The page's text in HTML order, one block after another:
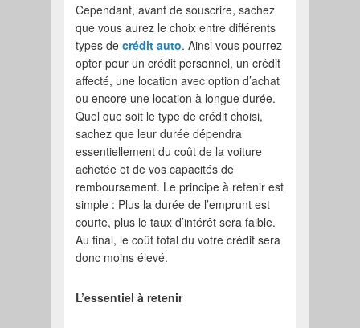
Cependant, avant de souscrire, sachez
que vous aurez le choix entre différents
types decrédit auto. Ainsi vous pourrez
opter pour un crédit personnel, un crédit
affecté, une location avec option d’achat
ou encore une location à longue durée.
Quel que soit le type de crédit choisi,
sachez que leur durée dépendra
essentiellement du coût de la voiture
achetée et de vos capacités de
remboursement. Le principe à retenir est
simple : Plus la durée de l’emprunt est
courte, plus le taux d’intérêt sera faible.
Au final, le coût total du votre crédit sera
donc moins élevé.
L’essentiel à retenir